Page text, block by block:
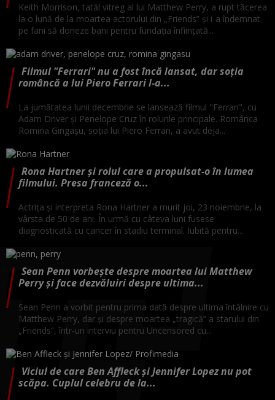
Keith Morrison, tatăl vitreg al lui Matthew Perry, a rupt tăcerea
la o lună de la moartea actorului din „Friends” și i-a îndemnat
pe fani să doneze bani pentru fundația înființată...
Filmul "Ferrari" nu a fost încă lansat, dar soția
româncă a lui Piero Ferrari l-a...
La jumătatea lunii decembrie se lansează filmul "Ferrari", cu
Adam Driver și Penelope Cruz în rolurile principale. Românca
Romina Gingașu, soția lui Piero Ferrari, a avut deja...
Rona Hartner și rolul care a propulsat-o în lumea
filmului. Presa franceză o...
Actriţa şi interpreta Rona Hartner a murit joi, 23 noiembrie, la
vârsta de 50 de ani. În urmă cu câteva luni fusese
diagnosticată cu cancer în stadiu terminal. Iubită pentru...
Sean Penn vorbește despre moartea lui Matthew
Perry și face dezvăluiri despre ultima...
Sean Penn a vorbit pentru prima dată despre ultima întâlnire cu
Matthew Perry, dar și despre moartea „tragică” a starului din
„Friends”, într-un interviu pentru Uncensored cu...
Viciul de care Ben Affleck și Jennifer Lopez nu pot
scăpa. Cuplul celebru de la...